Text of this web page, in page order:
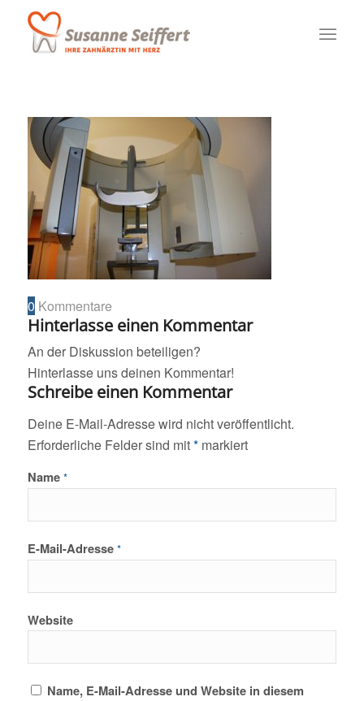
0 Kommentare
Hinterlasse einen Kommentar
An der Diskussion beteiligen?
Hinterlasse uns deinen Kommentar!
Schreibe einen Kommentar
Deine E-Mail-Adresse wird nicht veröffentlicht.
Erforderliche Felder sind mit*markiert
Name *
E-Mail-Adresse *
Website
Name, E-Mail-Adresse und Website in diesem